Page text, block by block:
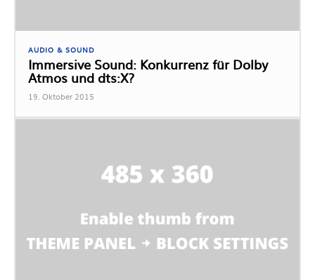
AUDIO & SOUND
Immersive Sound: Konkurrenz für Dolby
Atmos und dts:X?
19. Oktober 2015